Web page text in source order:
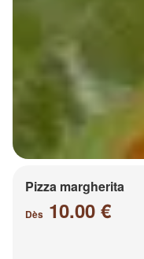
Pizza margherita
Dès 10.00 €